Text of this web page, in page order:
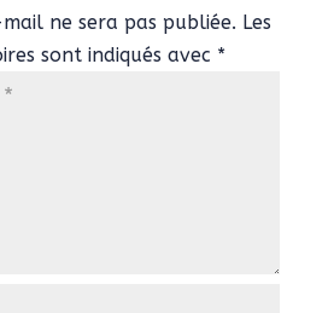
ne sera pas publiée. Les
sont indiqués avec *